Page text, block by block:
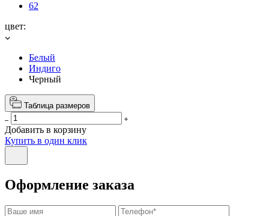
62
цвет:
Белый
Индиго
Черный
Таблица размеров
Добавить в корзину
Купить в один клик
Оформление заказа